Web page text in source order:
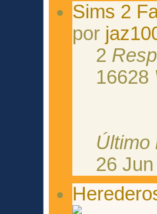
Sims 2
por
2
16628
Último
26